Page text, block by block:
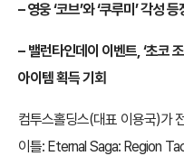
–영웅 ‘코브’와 ‘쿠루미’ 각성
– 밸런타인데이 이벤트, ‘초코
아이템 획득 기회
컴투스홀딩스(대표 이용국)가
이틀: Eternal Saga: Region